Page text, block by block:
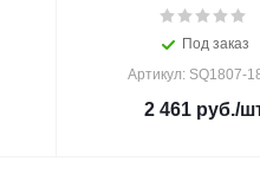
Под заказ
Артикул: SQ1807-
2 461руб./